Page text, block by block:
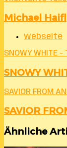
Michael Haifl
Webseite
SNOWY WHITE
SNOWY
SAVIOR FROM
SAVIOR
Ähnliche